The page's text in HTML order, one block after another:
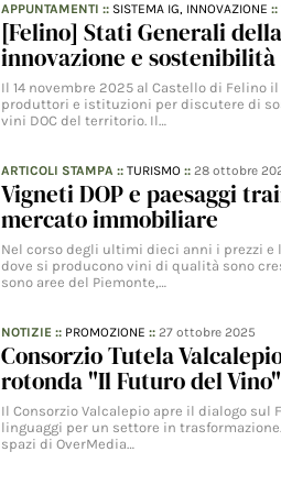
APPUNTAMENTI :: SISTEMA IG, INNOVAZIONE ::
[Felino] Stati Generali
innovazione e
Il 14 novembre 2025 al Castello di Felino
produttori e istituzioni per discutere di
vini DOC del territorio. Il…
ARTICOLI STAMPA ::TURISMO ::28 ottobre
Vigneti DOP e paesaggi
mercato immobiliare
Nel corso degli ultimi dieci anni i prezzi
dove si producono vini di qualità sono
sono aree del Piemonte,…
NOTIZIE :: PROMOZIONE ::27 ottobre 2025
Consorzio Tutela
rotonda "Il Futuro del Vino"
Il Consorzio Valcalepio apre il dialogo
linguaggi per un settore in
spazi di OverMedia…